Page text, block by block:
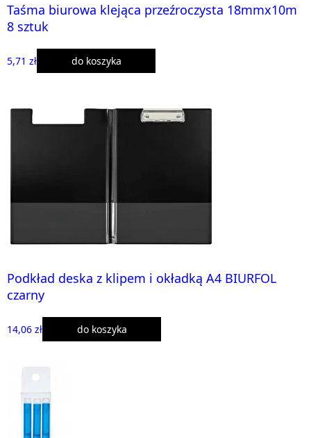
Taśma biurowa klejąca przeźroczysta 18mmx10m
8 sztuk
5,71 zł do koszyka
Podkład deska z klipem i okładką A4 BIURFOL
czarny
14,06 zł do koszyka